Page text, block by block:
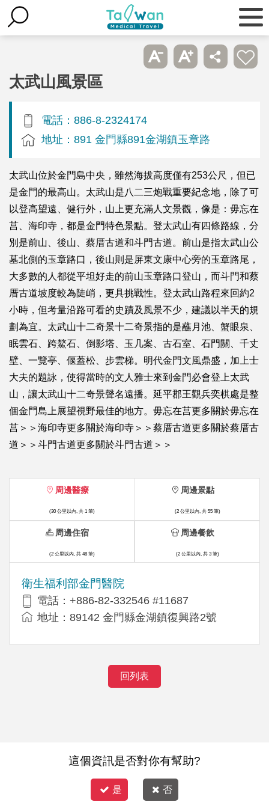
太武山風景區
電話：886-8-2324174
地址：891 金門縣891金湖鎮玉章路
太武山位於金門島中央，雖然海拔高度僅有253公尺，但已
是金門的最高山。太武山是八二三炮戰重要紀念地，除了可
以登高望遠、健行外，山上更充滿人文景觀，像是：毋忘在
莒、海印寺，都是金門特色景點。登太武山有四條路線，分
別是前山、後山、蔡厝古道和斗門古道。前山是指太武山公
墓北側的玉章路口，後山則是屏東文康中心旁的玉章路尾，
大多數的人都從平坦好走的前山玉章路口登山，而斗門和蔡
厝古道坡度較為陡峭，更具挑戰性。登太武山路程來回約2
小時，但考量沿路可看的史蹟及風景不少，建議以半天的規
劃為宜。太武山十二奇景十二奇景指的是蘸月池、蟹眼泉、
眠雲石、跨鰲石、倒影塔、玉几案、古石室、石門關、千丈
壁、一覽亭、偃蓋松、步雲梯。明代金門文風鼎盛，加上士
大夫的題詠，使得當時的文人雅士來到金門必會登上太武
山，讓太武山十二奇景聲名遠播。延平郡王觀兵奕棋處是整
個金門島上展望視野最佳的地方。毋忘在莒更多關於毋忘在
莒＞＞海印寺更多關於海印寺＞＞蔡厝古道更多關於蔡厝古
道＞＞斗門古道更多關於斗門古道＞＞
周邊醫療
(30 公里以內, 共 1 筆)
衛生福利部金門醫院
電話：+886-82-332546 #11687
地址：89142 金門縣金湖鎮復興路2號
周邊景點
(2 公里以內, 共 55 筆)
周邊住宿
(2 公里以內, 共 48 筆)
周邊餐飲
(2 公里以內, 共 3 筆)
回列表
這個資訊是否對你有幫助?
是 否